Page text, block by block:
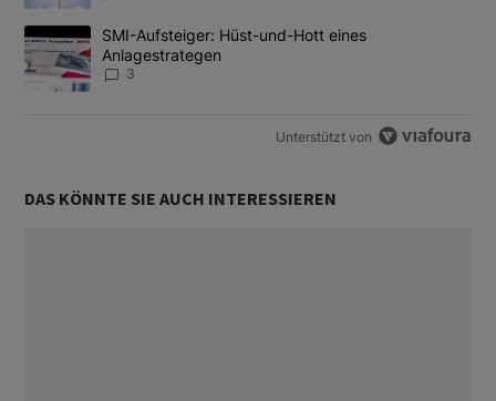
Ein Trendartikel mit dem Titel "SMI-Aufsteiger: Hüst-und-Hott
SMI-Aufsteiger: Hüst-und-Hott eines
Anlagestrategen
3
Unterstützt von
DAS KÖNNTE SIE AUCH INTERESSIEREN